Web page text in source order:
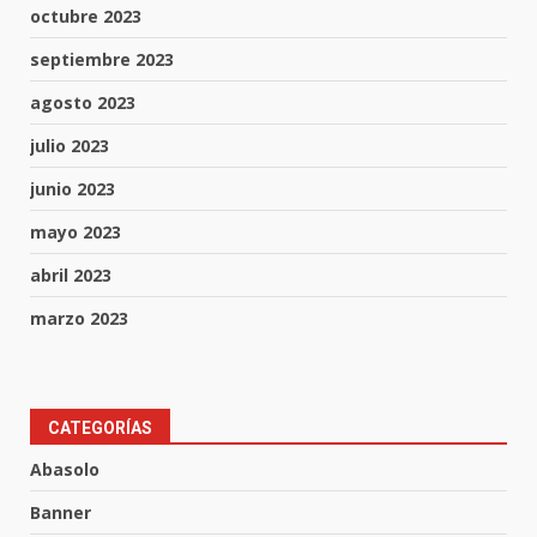
octubre 2023
septiembre 2023
agosto 2023
julio 2023
junio 2023
mayo 2023
abril 2023
marzo 2023
CATEGORÍAS
Abasolo
Banner
3
resiste al paso del tiempo